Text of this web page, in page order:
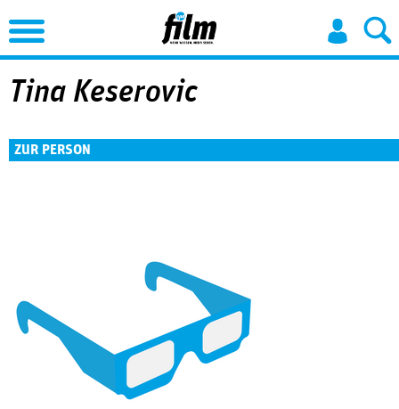
Jump to Navigation
Tina Keserovic
ZUR PERSON